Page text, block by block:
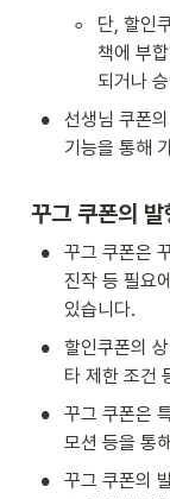
◦
단, 할인
책에 부
되거나
•
선생님 쿠폰
기능을 통해
꾸그 쿠폰의
•
꾸그 쿠폰은
진작 등 필요
있습니다.
•
할인쿠폰의
타 제한 조건
•
꾸그 쿠폰은
모션 등을 통
•
꾸그 쿠폰의